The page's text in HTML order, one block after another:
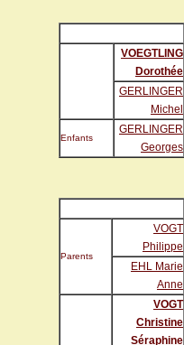
VOEGTLING
Dorothée
GERLINGER
Michel
Enfants
GERLINGER
Georges
Parents
VOGT
Philippe
EHL Marie
Anne
VOGT
Christine
Séraphine